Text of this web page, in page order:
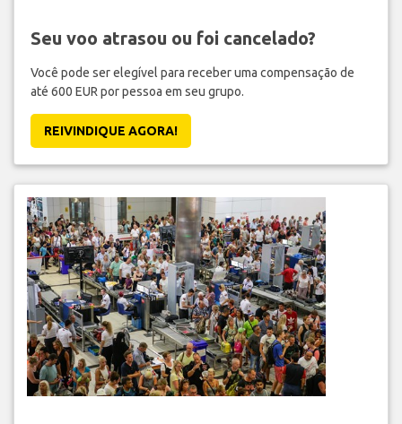
Seu voo atrasou ou foi cancelado?
Você pode ser elegível para receber uma compensação de
até 600 EUR por pessoa em seu grupo.
REIVINDIQUE AGORA!